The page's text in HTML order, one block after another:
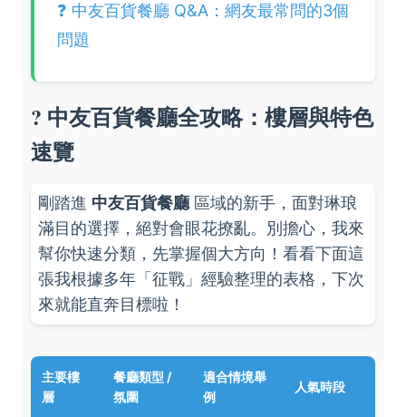
❓ 中友百貨餐廳 Q&A：網友最常問的3個
問題
? 中友百貨餐廳全攻略：樓層與特色
速覽
剛踏進 中友百貨餐廳 區域的新手，面對琳琅
滿目的選擇，絕對會眼花撩亂。別擔心，我來
幫你快速分類，先掌握個大方向！看看下面這
張我根據多年「征戰」經驗整理的表格，下次
來就能直奔目標啦！
主要樓
層
餐廳類型 /
氛圍
適合情境舉
例
人氣時段